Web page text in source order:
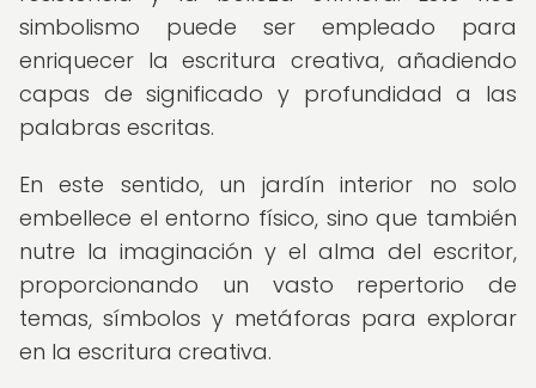
simbolismo puede ser empleado para
enriquecer la escritura creativa, añadiendo
capas de significado y profundidad a las
palabras escritas.
En este sentido, un jardín interior no solo
embellece el entorno físico, sino que también
nutre la imaginación y el alma del escritor,
proporcionando un vasto repertorio de
temas, símbolos y metáforas para explorar
en la escritura creativa.